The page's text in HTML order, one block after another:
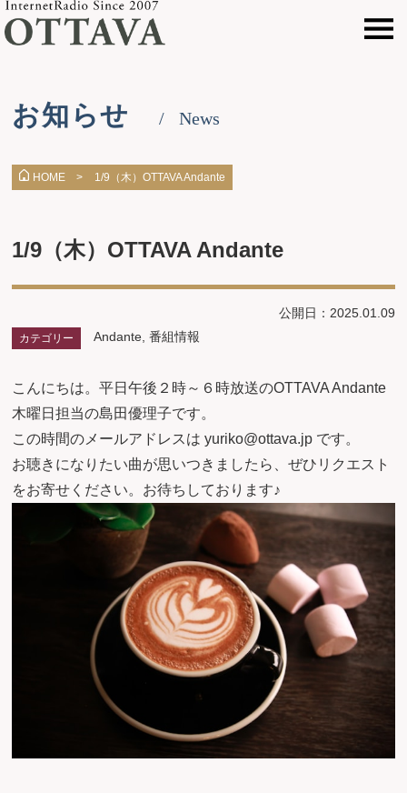
お知らせ News
HOME > 1/9（木）OTTAVA Andante
1/9（木）OTTAVA Andante
公開日：2025.01.09
カテゴリー Andante ,番組情報
こんにちは。平日午後２時～６時放送のOTTAVA Andante
木曜日担当の島田優理子です。
この時間のメールアドレスは yuriko@ottava.jp です。
お聴きになりたい曲が思いつきましたら、ぜひリクエスト
をお寄せください。お待ちしております♪